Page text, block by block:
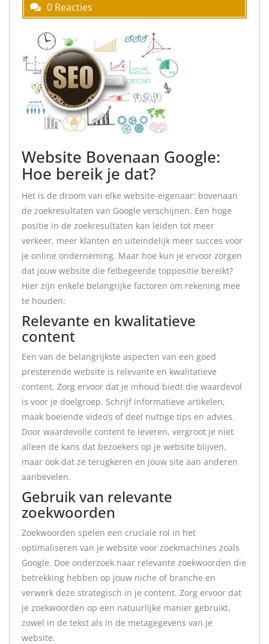
0 Reacties
Website Bovenaan Google:
Hoe bereik je dat?
Het is de droom van elke website-eigenaar: bovenaan
de zoekresultaten van Google verschijnen. Een hoge
positie in de zoekresultaten kan leiden tot meer
verkeer, meer klanten en uiteindelijk meer succes voor
je online onderneming. Maar hoe kun je ervoor zorgen
dat jouw website die felbegeerde toppositie bereikt?
Hier zijn enkele belangrijke factoren om rekening mee
te houden:
Relevante en kwalitatieve
content
Een van de belangrijkste aspecten van een goed
presterende website is relevante en kwalitatieve
content. Zorg ervoor dat je inhoud biedt die waardevol
is voor je doelgroep. Schrijf informatieve artikelen,
maak boeiende video’s of deel nuttige tips en advies.
Door waardevolle content te leveren, vergroot je niet
alleen de kans dat bezoekers op je website blijven,
maar ook dat ze terugkeren en jouw site aan anderen
aanbevelen.
Gebruik van relevante
zoekwoorden
Zoekwoorden spelen een cruciale rol in het
optimaliseren van je website voor zoekmachines zoals
Google. Doe onderzoek naar relevante zoekwoorden die
betrekking hebben op jouw niche of branche en
verwerk deze strategisch in je content. Zorg ervoor dat
je zoekwoorden op een natuurlijke manier gebruikt,
zowel in de tekst als in de metagegevens van je
website.